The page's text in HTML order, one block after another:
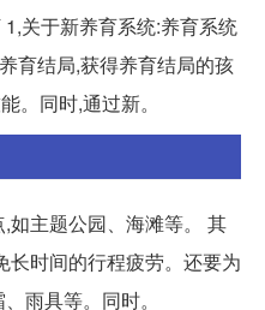
关于新养育系统:养育系统
育结局,获得养育结局的孩
。同时,通过新。
如主题公园、海滩等。 其
长时间的行程疲劳。还要为
雨具等。同时。